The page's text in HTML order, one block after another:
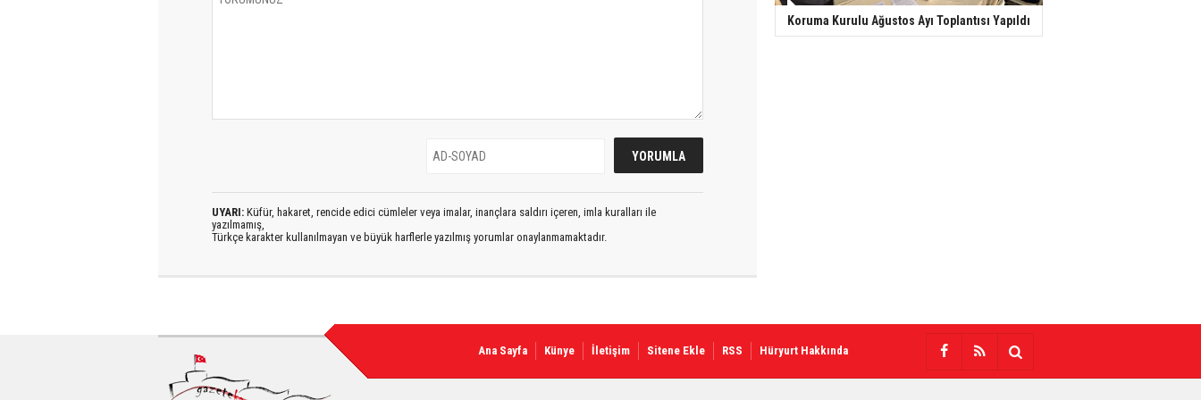
UYARI: Küfür, hakaret, rencide edici cümleler veya imalar, inançlara saldırı içeren, imla kuralları ile
yazılmamış,
Türkçe karakter kullanılmayan ve büyük harflerle yazılmış yorumlar onaylanmamaktadır.
Koruma Kurulu Ağustos Ayı Toplantısı Yapıldı
Ana Sayfa Künye İletişim Sitene Ekle RSS Hüryurt Hakkında